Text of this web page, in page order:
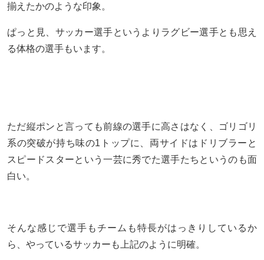
揃えたかのような印象。
ぱっと見、サッカー選手というよりラグビー選手とも思え
る体格の選手もいます。
ただ縦ポンと言っても前線の選手に高さはなく、ゴリゴリ
系の突破が持ち味の1トップに、両サイドはドリブラーと
スピードスターという一芸に秀でた選手たちというのも面
白い。
そんな感じで選手もチームも特長がはっきりしているか
ら、やっているサッカーも上記のように明確。